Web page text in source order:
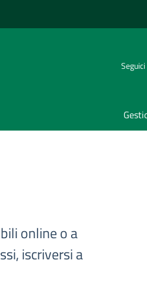
online o a
iscriversi a